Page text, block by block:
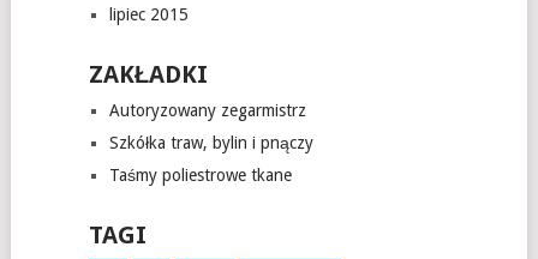
lipiec 2015
ZAKŁADKI
Autoryzowany zegarmistrz
Szkółka traw, bylin i pnączy
Taśmy poliestrowe tkane
TAGI